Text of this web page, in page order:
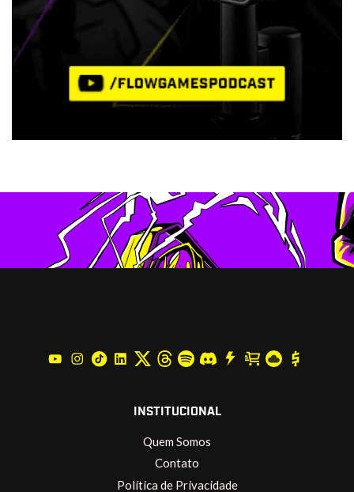
INSTITUCIONAL
Quem Somos
Contato
Política de Privacidade